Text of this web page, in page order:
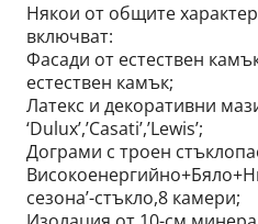
Някои от общите
включват:
Фасади от естествен
естествен камък;
Латекс и декоративни
‘Dulux’,’Casati’,’Lewis’;
Дограми с троен
сезона’-стъкло,8 камери;